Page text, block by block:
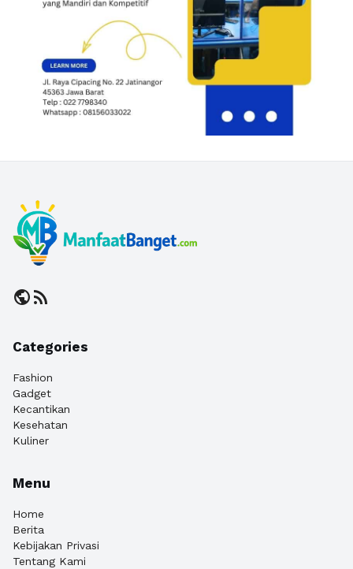
publicrss_feed
Categories
Fashion
Gadget
Kecantikan
Kesehatan
Kuliner
Menu
Home
Berita
Kebijakan Privasi
Tentang Kami